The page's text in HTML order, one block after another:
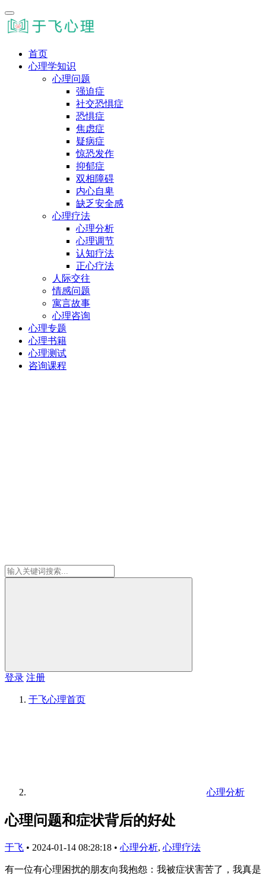
首页
心理学知识
心理问题
强迫症
社交恐惧症
恐惧症
焦虑症
疑病症
惊恐发作
抑郁症
双相障碍
内心自卑
缺乏安全感
心理疗法
心理分析
心理调节
认知疗法
正心疗法
人际交往
情感问题
寓言故事
心理咨询
心理专题
心理书籍
心理测试
咨询课程
登录 注册
于飞心理首页
心理分析
心理问题和症状背后的好处
于飞 • 2024-01-14 08:28:18 • 心理分析, 心理疗法
有一位有心理困扰的朋友向我抱怨：我被症状害苦了，我真是